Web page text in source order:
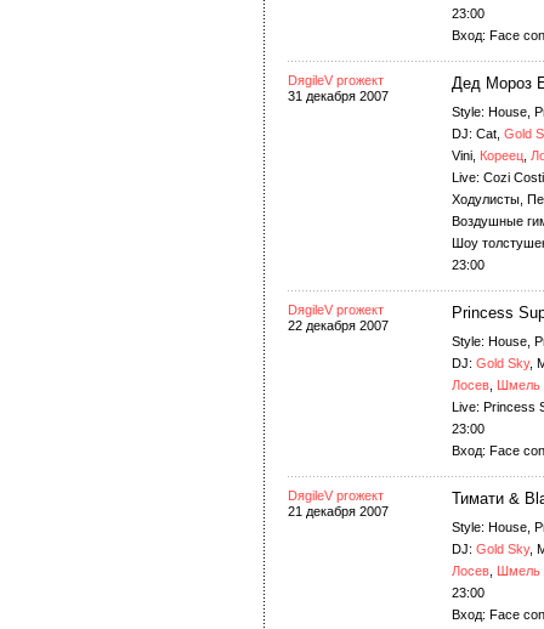
23:00
Вход: Face
DяgileV proжект
31 декабря 2007
Дед Мороз
Style: House,
DJ: Cat, Gold
Vini, Кореец
Live: Cozi
Ходулисты,
Воздушные
Шоу
23:00
DяgileV proжект
22 декабря 2007
Princess
Style: House,
DJ: Gold Sky,
Лосев Шмель
Live: Princess
23:00
Вход: Face
DяgileV proжект
21 декабря 2007
Тимати &
Style: House,
DJ: Gold Sky,
Лосев Шмель
23:00
Вход: Face